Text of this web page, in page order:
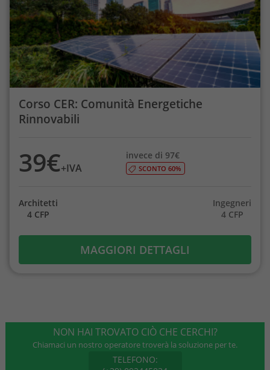
Corso CER: Comunità Energetiche
Rinnovabili
39€+IVA
invece di 97€
SCONTO 60%
Architetti
4 CFP
Ingegneri
4 CFP
MAGGIORI DETTAGLI
NON HAI TROVATO CIÒ CHE CERCHI?
Chiamaci un nostro operatore troverà la soluzione per te.
TELEFONO: